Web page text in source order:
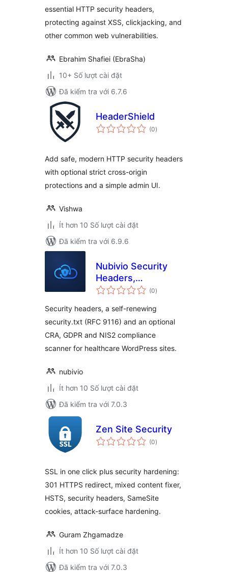
essential HTTP security headers,
protecting against XSS, clickjacking, and
other common web vulnerabilities.
Ebrahim Shafiei (EbraSha)
10+ Số lượt cài đặt
Đã kiểm tra với 6.7.6
HeaderShield
(0tổng
đánh
)
Add safe, modern HTTP security headers
with optional strict cross-origin
protections and a simple admin UI.
Vishwa
Ít hơn 10 Số lượt cài đặt
Đã kiểm tra với 6.9.6
Nubivio Security
Headers,
security.txt & NIS2
Healthcare
(0tổng
đánh
)
Security headers, a self-renewing
security.txt (RFC 9116) and an optional
CRA, GDPR and NIS2 compliance
scanner for healthcare WordPress sites.
nubivio
Ít hơn 10 Số lượt cài đặt
Đã kiểm tra với 7.0.3
Zen Site Security
(0tổng
đánh
)
SSL in one click plus security hardening:
301 HTTPS redirect, mixed content fixer,
HSTS, security headers, SameSite
cookies, attack-surface hardening.
Guram Zhgamadze
Ít hơn 10 Số lượt cài đặt
Đã kiểm tra với 7.0.3